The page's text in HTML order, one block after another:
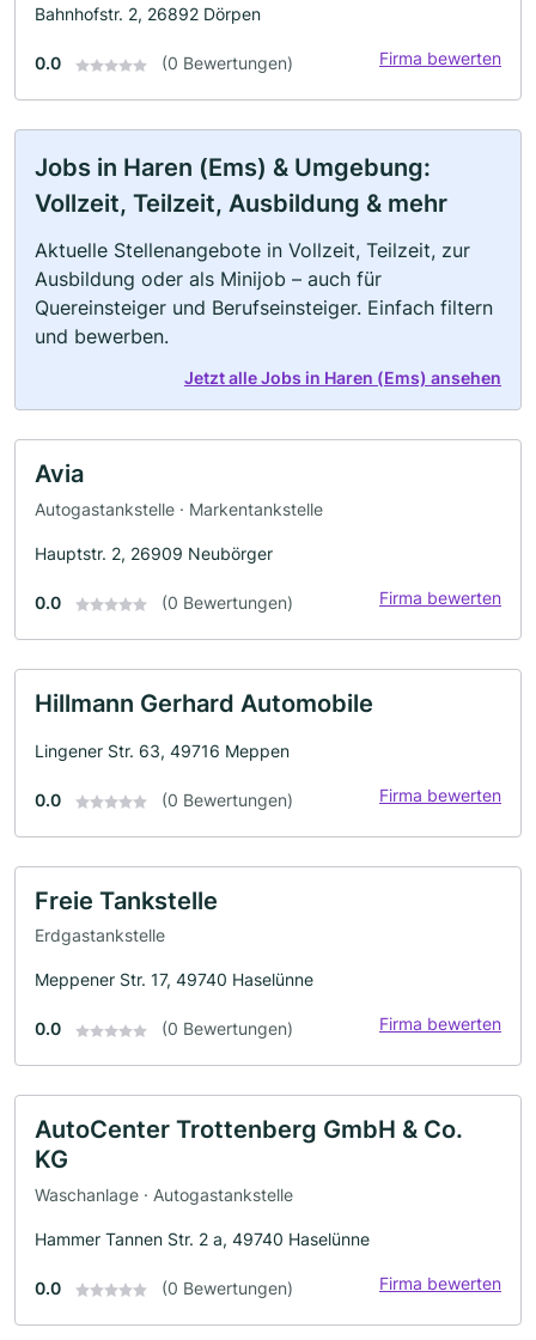
Bahnhofstr. 2, 26892 Dörpen
0.0 (0 Bewertungen) Firma bewerten
Jobs in Haren (Ems) & Umgebung:
Vollzeit, Teilzeit, Ausbildung & mehr
Aktuelle Stellenangebote in Vollzeit, Teilzeit, zur
Ausbildung oder als Minijob – auch für
Quereinsteiger und Berufseinsteiger. Einfach filtern
und bewerben.
Jetzt alle Jobs in Haren (Ems) ansehen
Avia
Autogastankstelle · Markentankstelle
Hauptstr. 2, 26909 Neubörger
0.0 (0 Bewertungen) Firma bewerten
Hillmann Gerhard Automobile
Lingener Str. 63, 49716 Meppen
0.0 (0 Bewertungen) Firma bewerten
Freie Tankstelle
Erdgastankstelle
Meppener Str. 17, 49740 Haselünne
0.0 (0 Bewertungen) Firma bewerten
AutoCenter Trottenberg GmbH & Co.
KG
Waschanlage · Autogastankstelle
Hammer Tannen Str. 2 a, 49740 Haselünne
0.0 (0 Bewertungen) Firma bewerten